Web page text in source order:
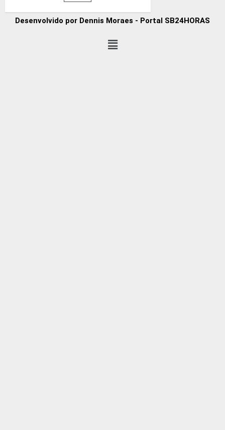
Desenvolvido por Dennis Moraes - Portal SB24HORAS